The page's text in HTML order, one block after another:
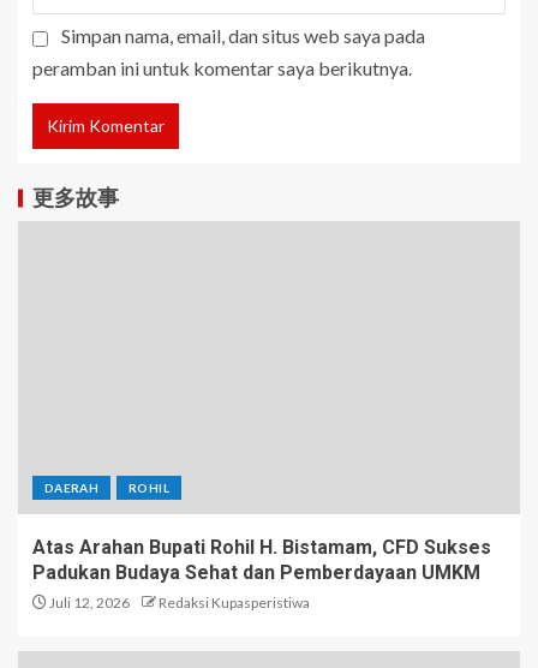
Simpan nama, email, dan situs web saya pada
peramban ini untuk komentar saya berikutnya.
更多故事
DAERAH ROHIL
Atas Arahan Bupati Rohil H. Bistamam, CFD Sukses
Padukan Budaya Sehat dan Pemberdayaan UMKM
Juli 12, 2026 Redaksi Kupasperistiwa